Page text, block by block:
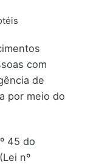
com
de
por meio do
45 do
(Lei nº